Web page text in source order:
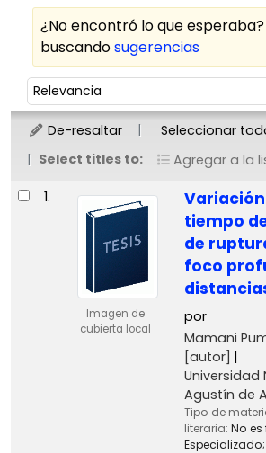
¿No encontró lo que
buscandosugerencias
Ordenar
Ordenar por:
De-resaltar Seleccionar
Select titles to:
Agregar a la
Resultados
1.
Imagen de
cubierta local
tiempo
de
foco
por
Mamani
[autor]
Universidad
Agustín de
Tipo de
literaria: No
Especializado;